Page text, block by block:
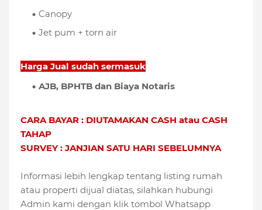
Canopy
Jet pum + torn air
Harga Jual sudah sermasuk
AJB, BPHTB dan Biaya Notaris
CARA BAYAR : DIUTAMAKAN CASH atau CASH
TAHAP
SURVEY : JANJIAN SATU HARI SEBELUMNYA
Informasi lebih lengkap tentang listing rumah
atau properti dijual diatas, silahkan hubungi
Admin kami dengan klik tombol Whatsapp